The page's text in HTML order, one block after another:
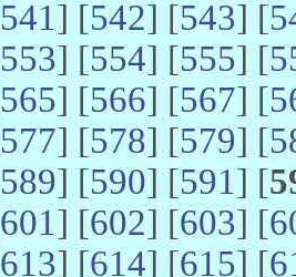
541] [542] [543] [
553] [554] [555] [
565] [566] [567] [
577] [578] [579] [
589] [590] [591] [
601] [602] [603] [
613] [614] [615] [